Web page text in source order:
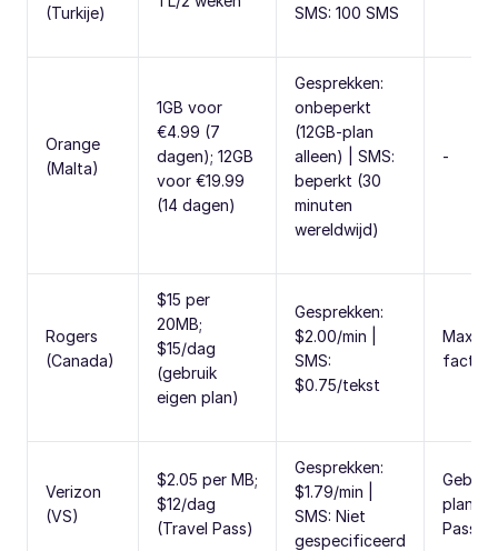
(Turkije) SMS: 100 SMS
Orange
(Malta)
1GB voor
€4.99 (7
dagen); 12GB
voor €19.99
(14 dagen)
Gesprekken:
onbeperkt
(12GB-plan
alleen) | SMS:
beperkt (30
minuten
wereldwijd)
-
Rogers
(Canada)
$15 per
20MB;
$15/dag
(gebruik
eigen plan)
Gesprekken:
$2.00/min |
SMS:
$0.75/tekst
Max
Verizon
(VS)
$2.05 per MB;
$12/dag
(Travel Pass)
Gesprekken:
$1.79/min |
SMS: Niet
gespecificeerd
plan
Pass